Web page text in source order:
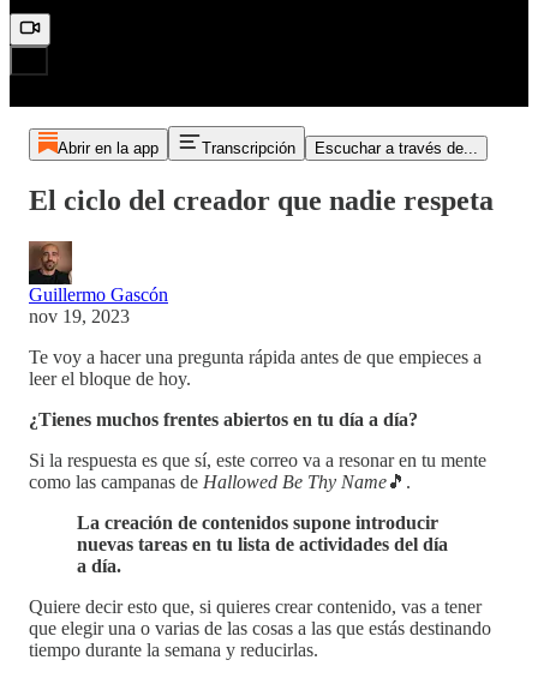
Abrir en la app Transcripción Escuchar a través de...
El ciclo del creador que nadie respeta
Guillermo Gascón
nov 19, 2023
Te voy a hacer una pregunta rápida antes de que empieces a
leer el bloque de hoy.
¿Tienes muchos frentes abiertos en tu día a día?
Si la respuesta es que sí, este correo va a resonar en tu mente
como las campanas de Hallowed Be Thy Name🎵.
La creación de contenidos supone introducir
nuevas tareas en tu lista de actividades del día
a día.
Quiere decir esto que, si quieres crear contenido, vas a tener
que elegir una o varias de las cosas a las que estás destinando
tiempo durante la semana y reducirlas.